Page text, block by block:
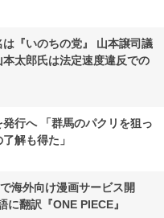
『いのちの党』 山本譲司議
太郎氏は法定速度違反での
行へ 「群馬のパクリを狙っ
解も得た」
海外向け漫画サービス開
翻訳『ONE PIECE』